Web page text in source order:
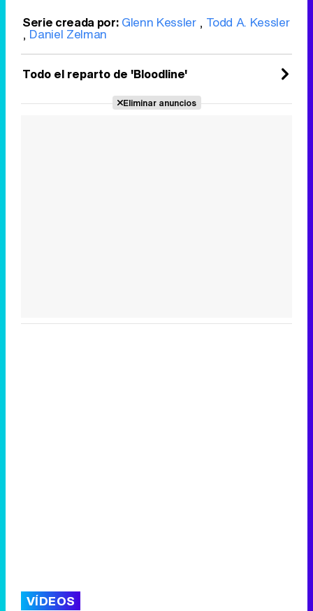
Serie creada por: Glenn Kessler, Todd A. Kessler
, Daniel Zelman
Todo el reparto de 'Bloodline'
Eliminar anuncios
VÍDEOS